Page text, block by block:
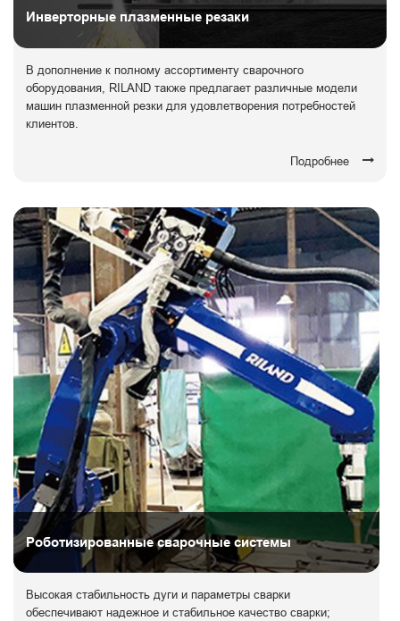
Инверторные плазменные резаки
В дополнение к полному ассортименту сварочного
оборудования, RILAND также предлагает различные модели
машин плазменной резки для удовлетворения потребностей
клиентов.
Подробнее
Роботизированные сварочные системы
Высокая стабильность дуги и параметры сварки
обеспечивают надежное и стабильное качество сварки;